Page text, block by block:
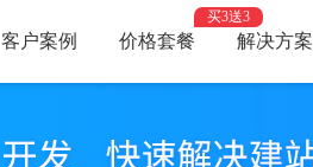
客户案例 价格套餐
买3送3
解决方案
智能建站，高效优化